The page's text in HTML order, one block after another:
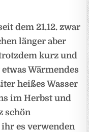
dem 21.12. zwar
länger aber
kurz und
Wärmendes
heißes Wasser
im Herbst und
schön
es verwenden